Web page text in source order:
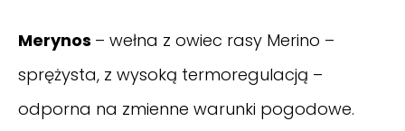
Merynos – wełna z owiec rasy Merino –
sprężysta, z wysoką termoregulacją –
odporna na zmienne warunki pogodowe.